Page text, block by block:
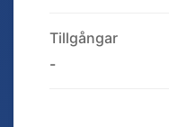
Tillgångar
-